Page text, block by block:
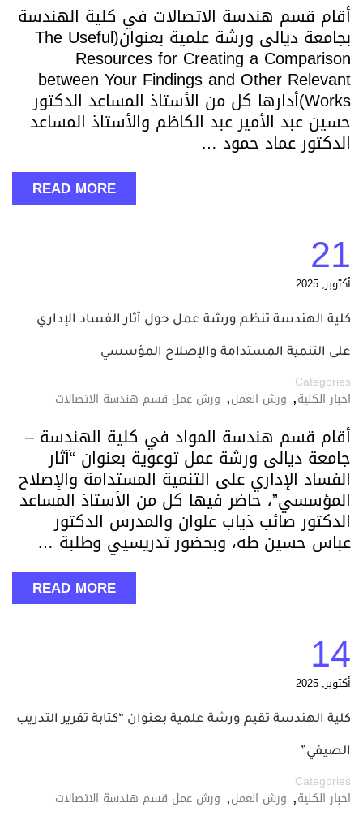
أقام قسم هندسة الاتصالات في كلية الهندسة
بجامعة ديالى ورشة علمية بعنوان(The Useful
Resources for Creating a Comparison
between Your Findings and Other Relevant
Works)أدارها كل من الأستاذ المساعد الدكتور
حسين عبد الأمير عبد الكاظم والأستاذ المساعد
الدكتور عماد حمود …
READ MORE
21
أكتوبر, 2025
كلية الهندسة تنظم ورشة عمل حول آثار الفساد الإداري
على التنمية المستدامة والإصلاح المؤسسي
Categories
اخبار الكلية, ورش العمل, ورش عمل قسم هندسة الاتصالات
أقام قسم هندسة المواد في كلية الهندسة –
جامعة ديالى ورشة عمل توعوية بعنوان “آثار
الفساد الإداري على التنمية المستدامة والإصلاح
المؤسسي”، حاضر فيها كل من الأستاذ المساعد
الدكتور صائب ذياب علوان والمدرس الدكتور
عباس حسين طه، وبحضور تدريسيي وطلبة …
READ MORE
14
أكتوبر, 2025
كلية الهندسة تقيم ورشة علمية بعنوان “كتابة تقرير التدريب
الصيفي”
Categories
اخبار الكلية, ورش العمل, ورش عمل قسم هندسة الاتصالات